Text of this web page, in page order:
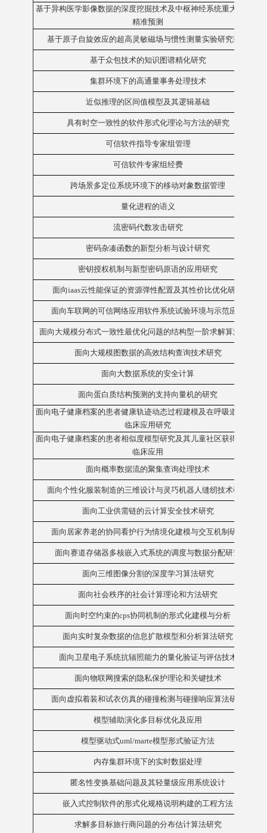
基于异构医学影像数据的深度挖掘技术及中枢神经系统重大疾病的
精准预测
基于原子自旋效应的超高灵敏磁场与惯性测量实验研究装置
基于众包技术的知识图谱精化研究
集群环境下的高通量事务处理技术
近似推理的区间值模型及其逻辑基础
具有时空一致性的软件形式化理论与方法的研究
可信软件指导专家组管理
可信软件专家组经费
跨场景多定位系统环境下的移动对象数据管理
量化进程的语义
流密码代数攻击研究
密码杂凑函数的新型分析与设计研究
密钥授权机制与新型密码原语的应用研究
面向iaas云性能保证的资源弹性配置及其性价比优化研究
面向车联网的可信网络应用软件系统试验环境与示范应用
面向大规模分布式一致性最优化问题的结构型一阶求解算法研究
面向大规模图数据的高效结构查询技术研究
面向大数据系统的安全计算
面向蛋白质结构预测的支持向量机的研究
面向电子健康档案的患者健康轨迹动态过程建模及在呼吸道疾病的
临床应用研究
面向电子健康档案的患者相似度模型研究及其儿童社区获得性肺炎
临床应用
面向概率数据流的聚集查询处理技术
面向个性化服装制造的三维设计与灵巧机器人缝纫技术研究
面向工业供需链的云计算安全技术研究
面向居家养老的协同看护行为情境化建模与交互机制研究
面向赛道存储器多核嵌入式系统的调度与数据分配研究
面向三维图像分割的深度学习算法研究
面向社会秩序的社会计算理论和方法研究
面向时空约束的cps协同机制的形式化建模与分析
面向实时复杂数据的信息扩散模型和分析算法研究
面向卫星电子系统抗辐照能力的量化验证与评估技术
面向物联网搜索的隐私保护理论和关键技术
面向虚拟着装和试衣仿真的碰撞检测与碰撞响应算法研究
模型辅助演化多目标优化及应用
模型驱动式uml/marte模型形式验证方法
内存集群环境下的实时数据处理
匿名性变换基础问题及其轻量级应用系统设计
嵌入式控制软件的形式化规格说明构建的工程方法
求解多目标旅行商问题的分布估计算法研究